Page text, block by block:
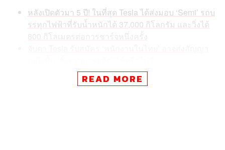
หลังเปิดตัวมา 5 ปี! ในที่สุด Tesla ได้ส่งมอบ ‘Semi’ รถบ
รรทุกไฟฟ้าที่รับน้ำหนักได้ 37,000 กิโลกรัม และวิ่งได้
800 กิโลเมตรต่อการชาร์จหนึ่งครั้ง
เตรียมตัวให้พร้อม! Tesla บอกใบ้พร้อมให้คนไทย ‘จอง
รถ’ ธันวาคม 2022 นี้ คาดส่งมอบได้ต้นปี 2023
READ MORE